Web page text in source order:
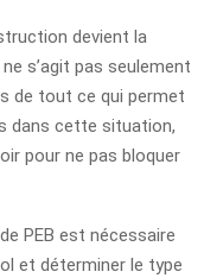
devient la
s’agit pas seulement
de tout ce qui permet
dans cette situation,
pour ne pas bloquer
PEB est nécessaire
et déterminer le type